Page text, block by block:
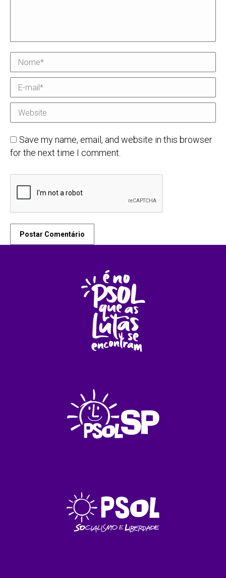
Nome *
E-mail *
Website
Save my name, email, and website in this browser
for the next time I comment.
Postar Comentário